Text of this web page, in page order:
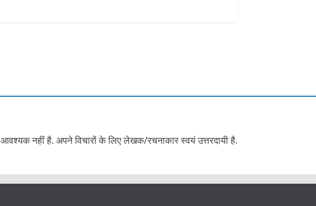
नहीं है. अपने विचारों के लिए लेखक/रचनाकार स्वयं उत्तरदायी है.